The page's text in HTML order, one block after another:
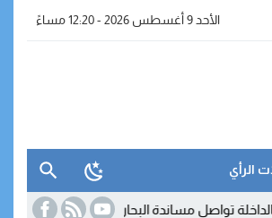
الأحد 9 أغسطس 2026 - 12:20 مساءً
الرأي
مساندة البحارة في الظروف الصعبة 08:00